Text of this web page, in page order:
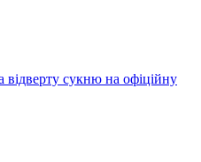
сукню на офіційну